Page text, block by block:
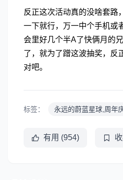
反正这次活动真的没啥套路
一下就行，万一中个手机或
会里好几个半A了快俩月的
了，就为了蹭这波抽奖，反
对吧。
标签： 永远的蔚蓝星球,周年
有用 (954)